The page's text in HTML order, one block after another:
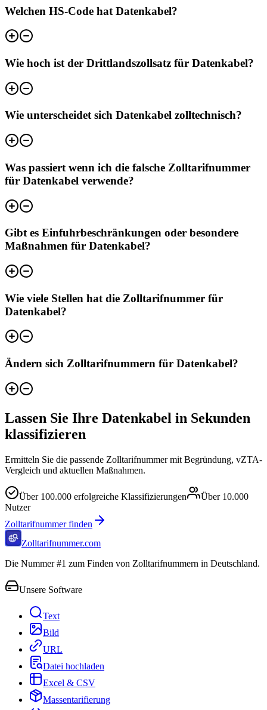
Welchen HS-Code hat Datenkabel?
Wie hoch ist der Drittlandszollsatz für Datenkabel?
Wie unterscheidet sich Datenkabel zolltechnisch?
Was passiert wenn ich die falsche Zolltarifnummer
für Datenkabel verwende?
Gibt es Einfuhrbeschränkungen oder besondere
Maßnahmen für Datenkabel?
Wie viele Stellen hat die Zolltarifnummer für
Datenkabel?
Ändern sich Zolltarifnummern für Datenkabel?
Lassen Sie Ihre Datenkabel in Sekunden
klassifizieren
Ermitteln Sie die passende Zolltarifnummer mit Begründung, vZTA-
Vergleich und aktuellen Maßnahmen.
Über 100.000 erfolgreiche Klassifizierungen Über 10.000
Nutzer
Zolltarifnummer finden
Zolltarifnummer.com
Die Nummer #1 zum Finden von Zolltarifnummern in Deutschland.
Unsere Software
Text
Bild
URL
Datei hochladen
Excel & CSV
Massentarifierung